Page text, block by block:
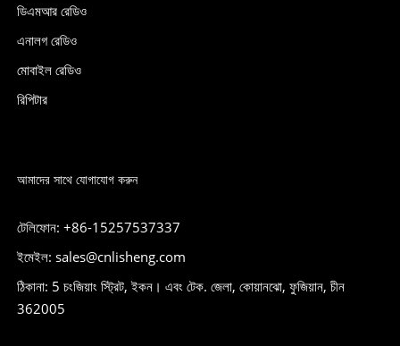
ডিএমআর রেডিও
এনালগ রেডিও
মোবাইল রেডিও
রিপিটার
আমাদের সাথে যোগাযোগ করুন
টেলিফোন: +86-15257537337
ইমেইল: sales@cnlisheng.com
ঠিকানা: 5 চংজিয়াং স্ট্রিট, ইকন। এবং টেক. জেলা, কোয়ানঝো, ফুজিয়ান, চীন
362005